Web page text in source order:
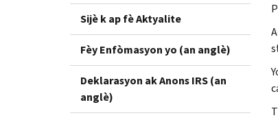
Sijè k ap fè Aktyalite
Fèy Enfòmasyon yo (an anglè)
Deklarasyon ak Anons IRS (an
anglè)